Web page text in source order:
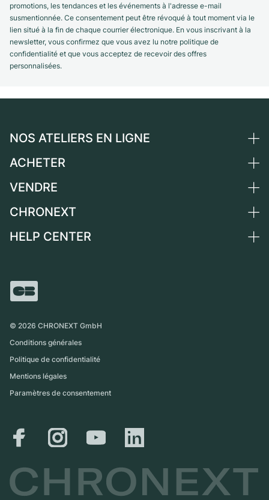
promotions, les tendances et les événements à l'adresse e-mail
susmentionnée. Ce consentement peut être révoqué à tout moment via le
lien situé à la fin de chaque courrier électronique. En vous inscrivant à la
newsletter, vous confirmez que vous avez lu notre politique de
confidentialité et que vous acceptez de recevoir des offres
personnalisées.
NOS ATELIERS EN LIGNE
Allemagne
Suisse
France
International
ACHETER
Toutes les montres de luxe
Independent Brands
VENDRE
Vendre une montre
CHRONEXT
Qui sommes-nous ?
Magazine
HELP CENTER
Retrait sur place
© 2026 CHRONEXT GmbH
Conditions générales
Politique de confidentialité
Mentions légales
Paramètres de consentement